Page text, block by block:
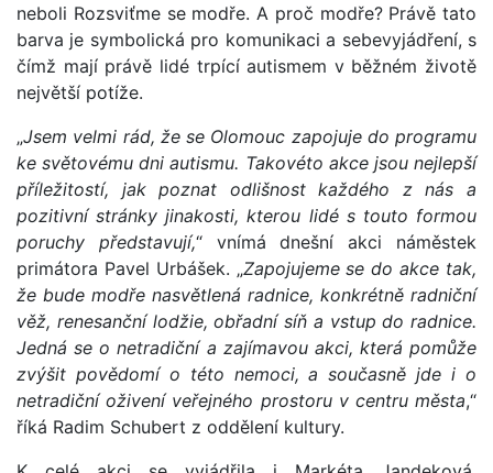
neboli Rozsviťme se modře. A proč modře? Právě tato
barva je symbolická pro komunikaci a sebevyjádření, s
čímž mají právě lidé trpící autismem v běžném životě
největší potíže.
„Jsem velmi rád, že se Olomouc zapojuje do programu
ke světovému dni autismu. Takovéto akce jsou nejlepší
příležitostí, jak poznat odlišnost každého z nás a
pozitivní stránky jinakosti, kterou lidé s touto formou
poruchy představují,“ vnímá dnešní akci náměstek
primátora Pavel Urbášek. „Zapojujeme se do akce tak,
že bude modře nasvětlená radnice, konkrétně radniční
věž, renesanční lodžie, obřadní síň a vstup do radnice.
Jedná se o netradiční a zajímavou akci, která pomůže
zvýšit povědomí o této nemoci, a současně jde i o
netradiční oživení veřejného prostoru v centru města,“
říká Radim Schubert z oddělení kultury.